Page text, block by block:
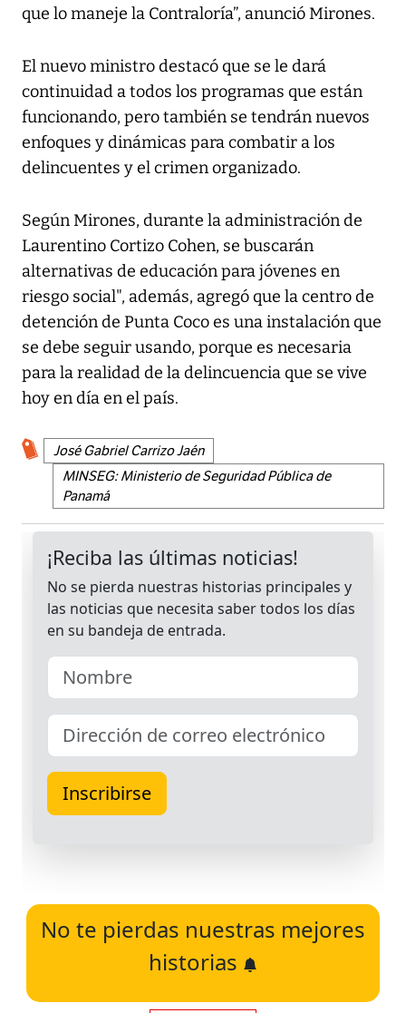
que lo maneje la Contraloría”, anunció Mirones.
El nuevo ministro destacó que se le dará
continuidad a todos los programas que están
funcionando, pero también se tendrán nuevos
enfoques y dinámicas para combatir a los
delincuentes y el crimen organizado.
Según Mirones, durante la administración de
Laurentino Cortizo Cohen, se buscarán
alternativas de educación para jóvenes en
riesgo social", además, agregó que la centro de
detención de Punta Coco es una instalación que
se debe seguir usando, porque es necesaria
para la realidad de la delincuencia que se vive
hoy en día en el país.
José Gabriel Carrizo Jaén
MINSEG: Ministerio de Seguridad Pública de
Panamá
No te pierdas nuestras mejores
historias